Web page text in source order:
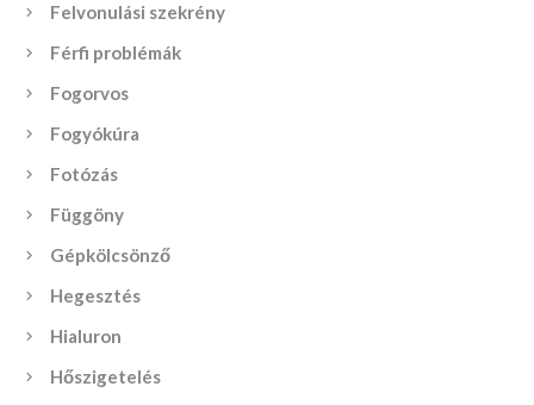
Felvonulási szekrény
Férfi problémák
Fogorvos
Fogyókúra
Fotózás
Függöny
Gépkölcsönző
Hegesztés
Hialuron
Hőszigetelés